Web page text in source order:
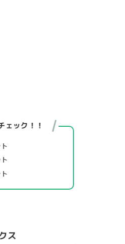
ェック！！
ス